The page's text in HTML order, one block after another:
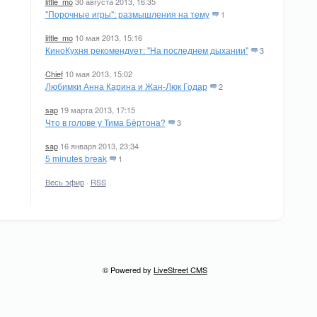
"Порочные игры": размышления на тему 1
little_mo 10 мая 2013, 15:16
КиноКухня рекомендует: "На последнем дыхании" 3
Chief 10 мая 2013, 15:02
Любимки Анна Карина и Жан-Люк Годар 2
sap 19 марта 2013, 17:15
Что в голове у Тима Бёртона? 3
sap 16 января 2013, 23:34
5 minutes break 1
Весь эфир· RSS
© Powered by LiveStreet CMS